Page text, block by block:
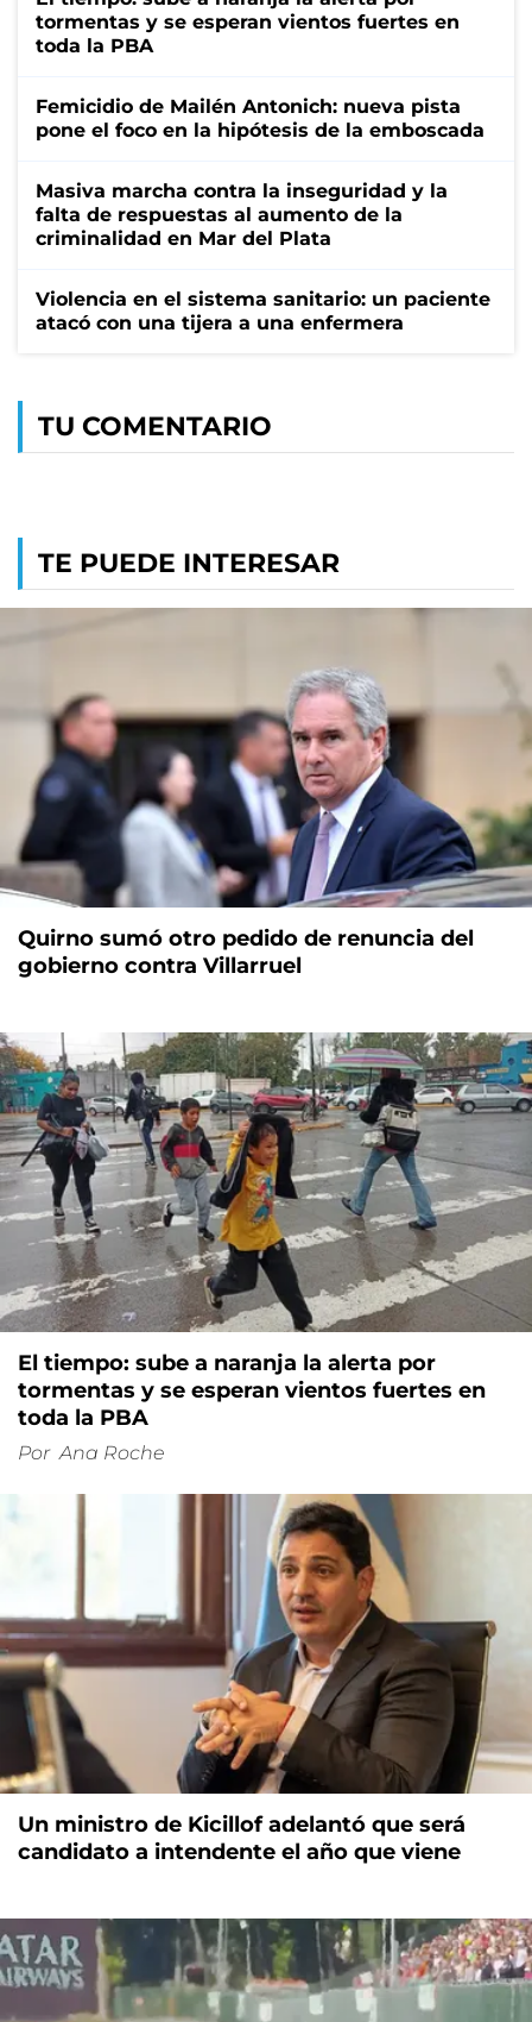
tormentas y se esperan vientos fuertes en
toda la PBA
Femicidio de Mailén Antonich: nueva pista
pone el foco en la hipótesis de la emboscada
Masiva marcha contra la inseguridad y la
falta de respuestas al aumento de la
criminalidad en Mar del Plata
Violencia en el sistema sanitario: un paciente
atacó con una tijera a una enfermera
TU COMENTARIO
TE PUEDE INTERESAR
Quirno sumó otro pedido de renuncia del
gobierno contra Villarruel
El tiempo: sube a naranja la alerta por
tormentas y se esperan vientos fuertes en
toda la PBA
Por Ana Roche
Un ministro de Kicillof adelantó que será
candidato a intendente el año que viene